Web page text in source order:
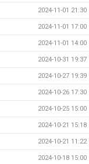
2024-11-01 21:30
2024-11-01 17:00
2024-11-01 14:00
2024-10-31 19:37
2024-10-27 19:39
2024-10-26 17:30
2024-10-25 15:00
2024-10-21 15:18
2024-10-21 11:22
2024-10-18 15:00